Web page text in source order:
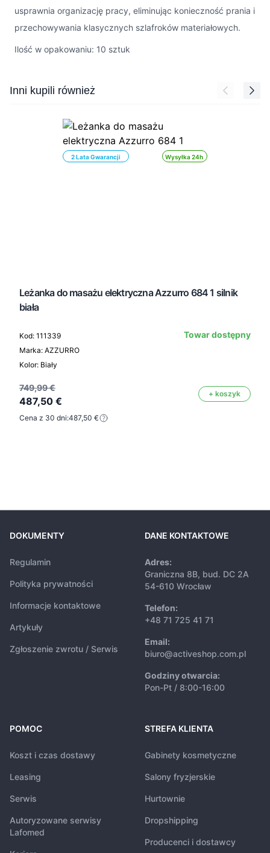
usprawnia organizację pracy, eliminując konieczność prania i
przechowywania klasycznych szlafroków materiałowych.
Ilość w opakowaniu: 10 sztuk
Press to skip carousel
Inni kupili również
Wysyłka 24h
2 Lata Gwarancji
Leżanka do masażu elektryczna Azzurro 684 1 silnik
biała
Kod: 111339
Marka: AZZURRO
Kolor: Biały
Towar dostępny
749,99 €
487,50 €
+ koszyk
Cena z 30 dni:487,50 €
DOKUMENTY
Regulamin
Polityka prywatności
Informacje kontaktowe
Artykuły
Zgłoszenie zwrotu / Serwis
DANE KONTAKTOWE
Adres:
Graniczna 8B, bud. DC 2A
54-610 Wrocław
Telefon:
+48 71 725 41 71
Email:
biuro@activeshop.com.pl
Godziny otwarcia:
Pon-Pt / 8:00-16:00
POMOC
Koszt i czas dostawy
Leasing
Serwis
Autoryzowane serwisy
Lafomed
STREFA KLIENTA
Gabinety kosmetyczne
Salony fryzjerskie
Hurtownie
Dropshipping
Producenci i dostawcy